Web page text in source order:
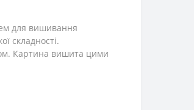
для вишивання
складності.
Картина вишита цими